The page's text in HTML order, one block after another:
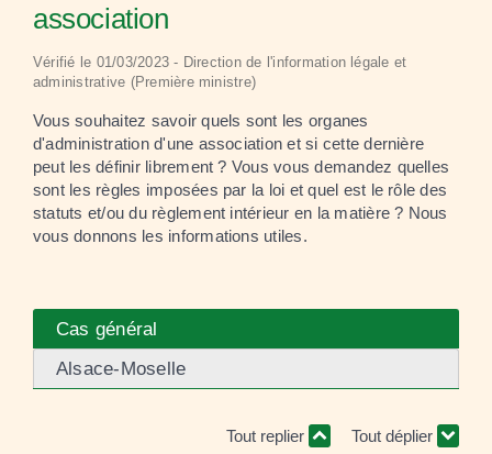
association
Vérifié le 01/03/2023 - Direction de l'information légale et
administrative (Première ministre)
Vous souhaitez savoir quels sont les organes
d'administration d'une association et si cette dernière
peut les définir librement ? Vous vous demandez quelles
sont les règles imposées par la loi et quel est le rôle des
statuts et/ou du règlement intérieur en la matière ? Nous
vous donnons les informations utiles.
Cas général
Alsace-Moselle
Tout replier Tout déplier